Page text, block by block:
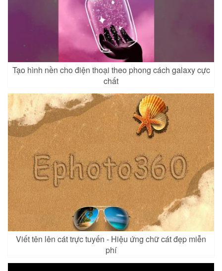
Tạo hình nền cho điện thoại theo phong cách galaxy cực
chất
Viết tên lên cát trực tuyến - Hiệu ứng chữ cát đẹp miễn
phí